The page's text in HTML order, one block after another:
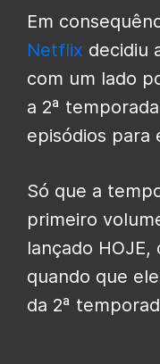
Em
Netflix decidiu
com um lado
a 2ª
episódios para
Só que a
primeiro
lançado HOJE,
quando que
da 2ª